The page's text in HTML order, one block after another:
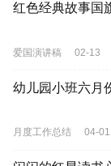
红色经典故事国
爱国演讲稿 02-13
幼儿园小班六月
月度工作总结 04-01